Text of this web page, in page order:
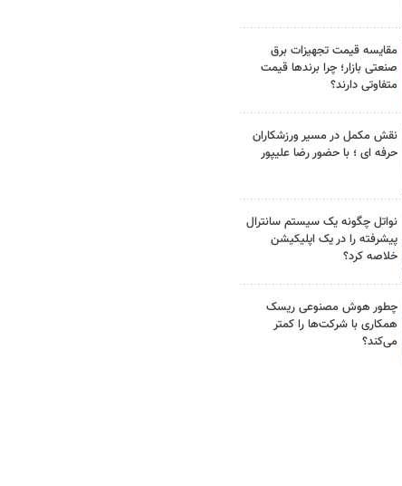
مقایسه قیمت تجهیزات برق
صنعتی بازار؛ چرا برندها قیمت
متفاوتی دارند؟
نقش مکمل در مسیر ورزشکاران
حرفه ای ؛ با حضور رضا علیپور
نواتل چگونه یک سیستم سانترال
پیشرفته را در یک اپلیکیشن
خلاصه کرد؟
چطور هوش مصنوعی ریسک
همکاری با شرکت‌ها را کمتر
می‌کند؟